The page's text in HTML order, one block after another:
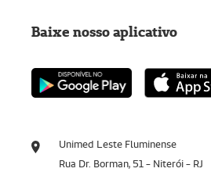
Unimed Leste Fluminense
Rua Dr. Borman, 51 - Niterói - RJ
Baixe nosso aplicativo